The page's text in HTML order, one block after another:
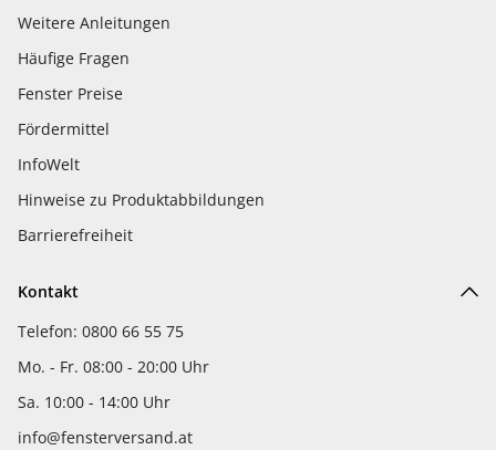
Weitere Anleitungen
Häufige Fragen
Fenster Preise
Fördermittel
InfoWelt
Hinweise zu Produktabbildungen
Barrierefreiheit
Kontakt
Telefon: 0800 66 55 75
Mo. - Fr. 08:00 - 20:00 Uhr
Sa. 10:00 - 14:00 Uhr
info@fensterversand.at